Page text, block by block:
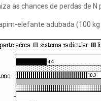
as chances de perdas de N
elefante adubada (100